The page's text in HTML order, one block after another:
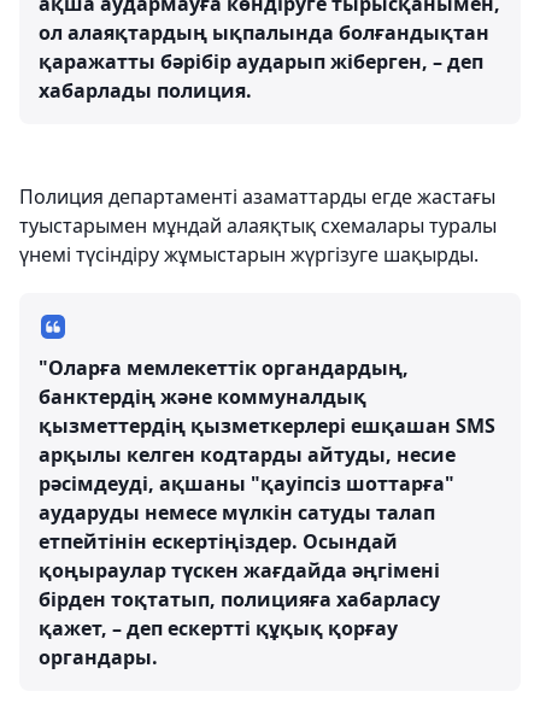
ол алаяқтардың ықпалында болғандықтан
қаражатты бәрібір аударып жіберген, – деп
хабарлады полиция.
Полиция департаменті азаматтарды егде жастағы
туыстарымен мұндай алаяқтық схемалары туралы
үнемі түсіндіру жұмыстарын жүргізуге шақырды.
"Оларға мемлекеттік органдардың,
банктердің және коммуналдық
қызметтердің қызметкерлері ешқашан SMS
арқылы келген кодтарды айтуды, несие
рәсімдеуді, ақшаны "қауіпсіз шоттарға"
аударуды немесе мүлкін сатуды талап
етпейтінін ескертіңіздер. Осындай
қоңыраулар түскен жағдайда әңгімені
бірден тоқтатып, полицияға хабарласу
қажет, – деп ескертті құқық қорғау
органдары.